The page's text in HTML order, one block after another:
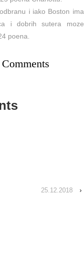
i iako Boston ima
i dobrih sutera moze
poena.
25.12.2018 ›